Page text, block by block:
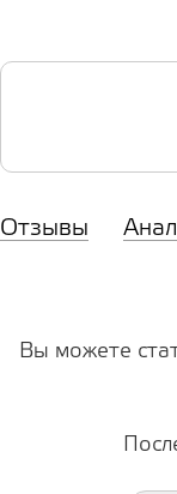
Отзывы
Вы можете